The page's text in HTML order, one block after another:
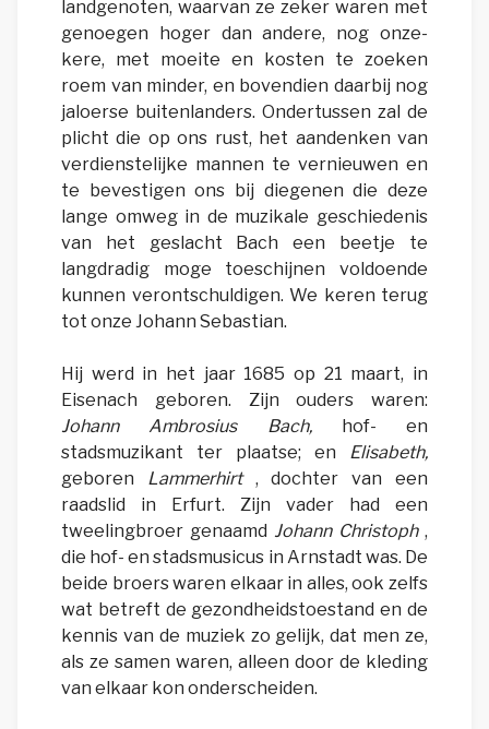
landgenoten, waarvan ze zeker waren met
genoegen hoger dan andere, nog onze-
kere, met moeite en kosten te zoeken
roem van minder, en bovendien daarbij nog
jaloerse buitenlanders. Ondertussen zal de
plicht die op ons rust, het aandenken van
verdienstelijke mannen te vernieuwen en
te bevestigen ons bij diegenen die deze
lange omweg in de muzikale geschiedenis
van het geslacht Bach een beetje te
langdradig moge toeschijnen voldoende
kunnen verontschuldigen. We keren terug
tot onze Johann Sebastian.
Hij werd in het jaar 1685 op 21 maart, in
Eisenach geboren. Zijn ouders waren:
Johann Ambrosius Bach,hof- en
stadsmuzikant ter plaatse; en Elisabeth,
geboren Lammerhirt, dochter van een
raadslid in Erfurt. Zijn vader had een
tweelingbroer genaamd Johann Christoph,
die hof- en stadsmusicus in Arnstadt was. De
beide broers waren elkaar in alles, ook zelfs
wat betreft de gezondheidstoestand en de
kennis van de muziek zo gelijk, dat men ze,
als ze samen waren, alleen door de kleding
van elkaar kon onderscheiden.